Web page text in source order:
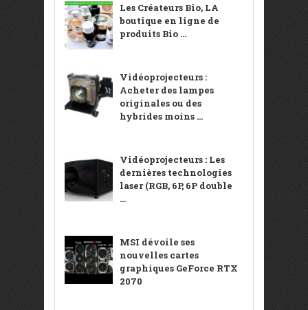
Les Créateurs Bio, LA
boutique en ligne de
produits Bio ...
Vidéoprojecteurs :
Acheter des lampes
originales ou des
hybrides moins ...
Vidéoprojecteurs : Les
dernières technologies
laser (RGB, 6P, 6P double
...
MSI dévoile ses
nouvelles cartes
graphiques GeForce RTX
2070